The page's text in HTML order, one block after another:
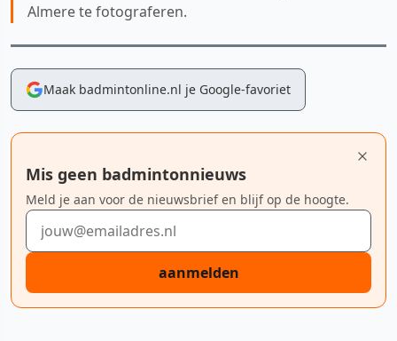
Almere te fotograferen.
Maak badmintonline.nl je Google-favoriet
Mis geen badmintonnieuws
Meld je aan voor de nieuwsbrief en blijf op de hoogte.
E-mailadres
aanmelden